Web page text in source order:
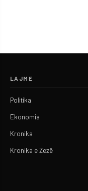
LAJME
Politika
Ekonomia
Kronika
Kronika e Zezë